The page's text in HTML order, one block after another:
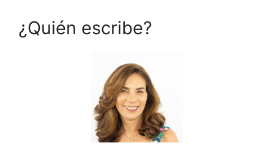
¿Quién escribe?